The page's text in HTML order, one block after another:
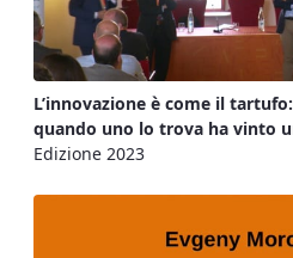
L’innovazione è come il
quando uno lo trova ha vinto
Edizione 2023